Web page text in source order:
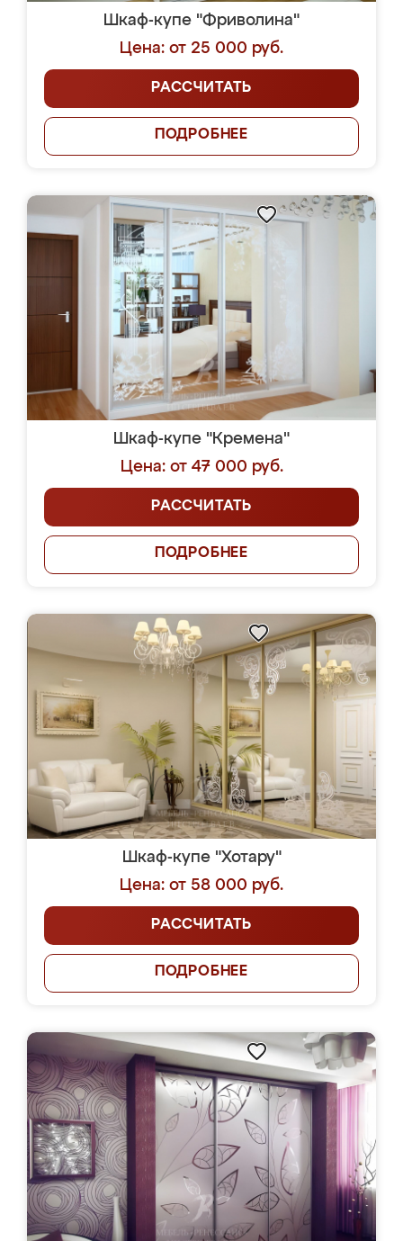
Шкаф-купе "Фриволина"
Цена: от 25 000 руб.
РАССЧИТАТЬ
ПОДРОБНЕЕ
Шкаф-купе "Кремена"
Цена: от 47 000 руб.
РАССЧИТАТЬ
ПОДРОБНЕЕ
Шкаф-купе "Хотару"
Цена: от 58 000 руб.
РАССЧИТАТЬ
ПОДРОБНЕЕ